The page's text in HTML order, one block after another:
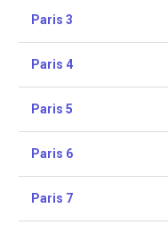
Paris 3
Paris 4
Paris 5
Paris 6
Paris 7